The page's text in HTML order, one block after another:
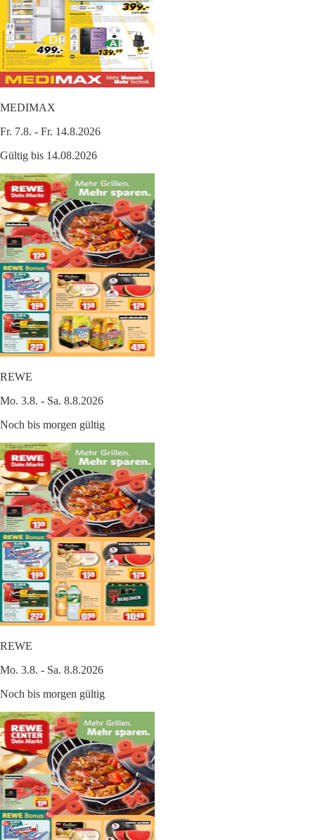
MEDIMAX
Fr. 7.8. - Fr. 14.8.2026
Gültig bis 14.08.2026
REWE
Mo. 3.8. - Sa. 8.8.2026
Noch bis morgen gültig
REWE
Mo. 3.8. - Sa. 8.8.2026
Noch bis morgen gültig